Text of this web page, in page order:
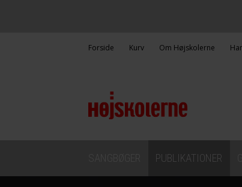
Forside Kurv Om Højskolerne
PUBLIKATIONER